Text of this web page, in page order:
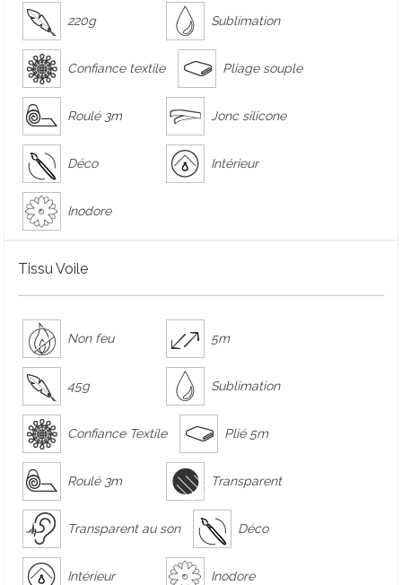
220g Sublimation
Confiance textile Pliage souple
Roulé 3m Jonc silicone
Déco Intérieur
Inodore
Tissu Voile
Non feu 5m
45g Sublimation
Confiance Textile Plié 5m
Roulé 3m Transparent
Transparent au son Déco
Intérieur Inodore